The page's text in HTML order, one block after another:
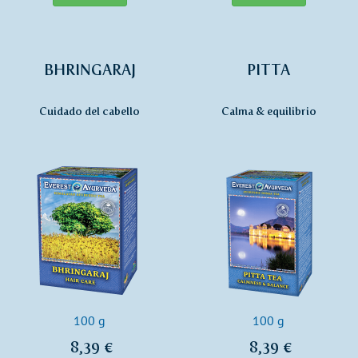
BHRINGARAJ
Cuidado del cabello
100 g
8,39 €
PITTA
Calma & equilibrio
100 g
8,39 €